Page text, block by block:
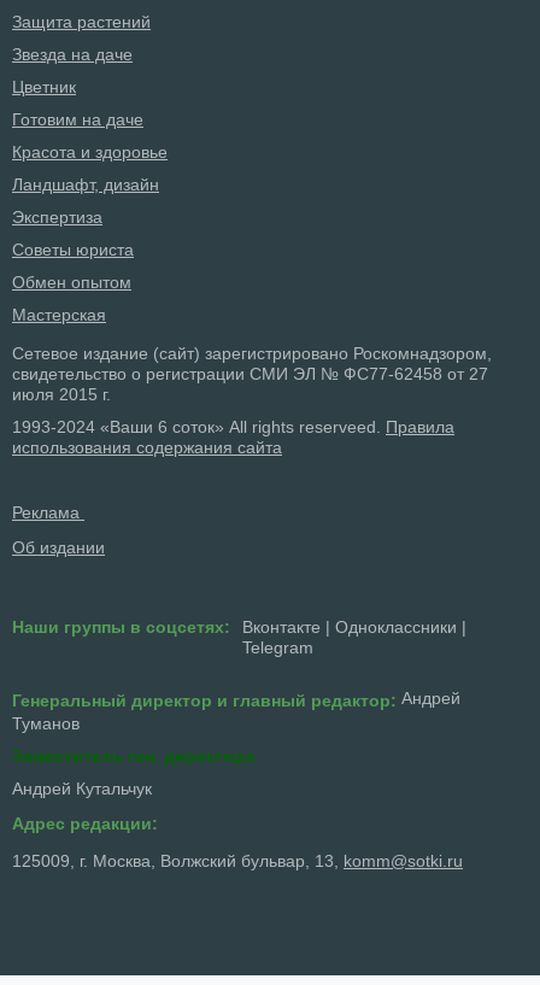
Защита растений
Звезда на даче
Цветник
Готовим на даче
Красота и здоровье
Ландшафт, дизайн
Экспертиза
Советы юриста
Обмен опытом
Мастерская
Сетевое издание (сайт) зарегистрировано Роскомнадзором,
свидетельство о регистрации СМИ ЭЛ № ФС77-62458 от 27
июля 2015 г.
1993-2024 «Ваши 6 соток» All rights reserveed. Правила
использования содержания сайта
Реклама
Об издании
Наши группы в соцсетях: Вконтакте | Одноклассники |
Telegram
Генеральный директор и главный редактор: Андрей
Туманов
Заместитель ген. директора
Андрей Кутальчук
Адрес редакции:
125009, г. Москва, Волжский бульвар, 13, komm@sotki.ru